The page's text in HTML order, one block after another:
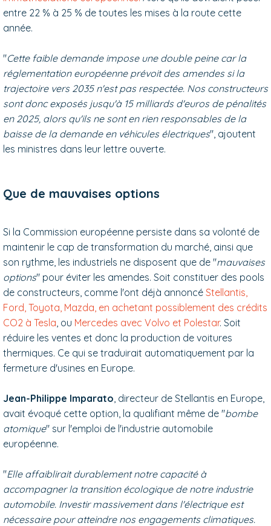
entre 22 % à 25 % de toutes les mises à la route cette
année.
"Cette faible demande impose une double peine car la
réglementation européenne prévoit des amendes si la
trajectoire vers 2035 n'est pas respectée. Nos constructeurs
sont donc exposés jusqu'à 15 milliards d'euros de pénalités
en 2025, alors qu'ils ne sont en rien responsables de la
baisse de la demande en véhicules électriques", ajoutent
les ministres dans leur lettre ouverte.
Que de mauvaises options
Si la Commission européenne persiste dans sa volonté de
maintenir le cap de transformation du marché, ainsi que
son rythme, les industriels ne disposent que de "mauvaises
options" pour éviter les amendes. Soit constituer des pools
de constructeurs, comme l'ont déjà annoncé Stellantis,
Ford, Toyota, Mazda, en achetant possiblement des crédits
CO2 à Tesla , ou Mercedes avec Volvo et Polestar. Soit
réduire les ventes et donc la production de voitures
thermiques. Ce qui se traduirait automatiquement par la
fermeture d'usines en Europe.
Jean-Philippe Imparato , directeur de Stellantis en Europe,
avait évoqué cette option, la qualifiant même de "bombe
atomique" sur l'emploi de l'industrie automobile
européenne.
"Elle affaiblirait durablement notre capacité à
accompagner la transition écologique de notre industrie
automobile. Investir massivement dans l'électrique est
nécessaire pour atteindre nos engagements climatiques.